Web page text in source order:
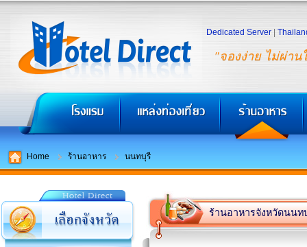
"จองง่าย ไม่ผ่าน
Dedicated Server
Home ร้านอาหาร นนทบุรี
ร้านอาหารจังหวัดนนท